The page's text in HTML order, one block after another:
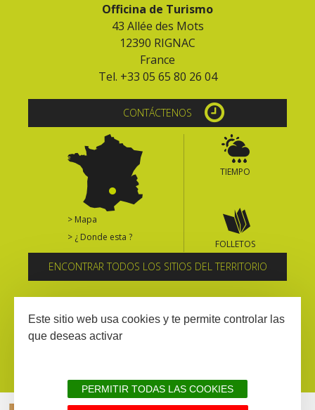
Officina de Turismo
43 Allée des Mots
12390 RIGNAC
France
Tel. +33 05 65 80 26 04
CONTÁCTENOS
> Mapa
> ¿ Donde esta ?
TIEMPO
FOLLETOS
ENCONTRAR TODOS LOS SITIOS DEL TERRITORIO
Suscríbase al boletín informativo
Este sitio web usa cookies y te permite controlar las
que deseas activar
PERMITIR TODAS LAS COOKIES